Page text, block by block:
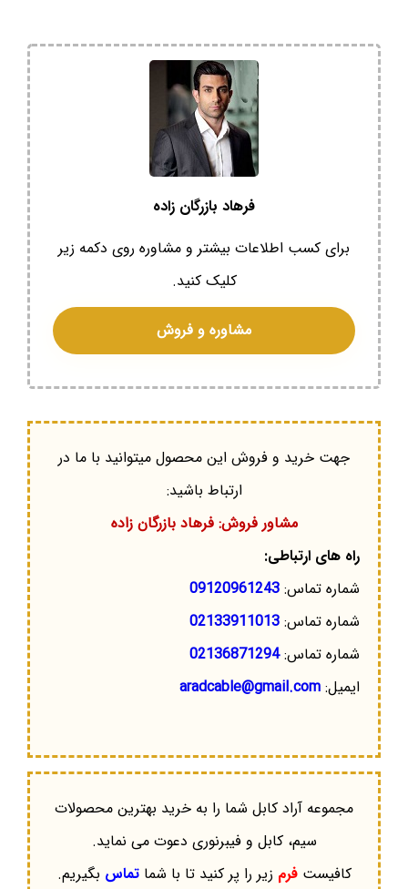
فرهاد بازرگان زاده
برای کسب اطلاعات بیشتر و مشاوره روی دکمه زیر
کلیک کنید.
مشاوره و فروش
جهت خرید و فروش این محصول میتوانید با ما در
ارتباط باشید:
مشاور فروش: فرهاد بازرگان زاده
راه های ارتباطی:
شماره تماس: 09120961243
شماره تماس: 02133911013
شماره تماس:02136871294
ایمیل: aradcable@gmail.com
مجموعه آراد کابل شما را به خرید بهترین محصولات
سیم، کابل و فیبرنوری دعوت می نماید.
کافیستفرم زیر را پر کنید تا با شماتماس بگیریم.